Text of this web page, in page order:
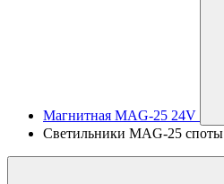
Магнитная MAG-25 24V
Светильники MAG-25 споты